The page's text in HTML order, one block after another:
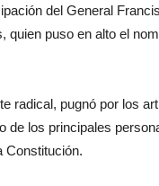
del General
quien puso en alto el
radical, pugnó por los
de los principales
Constitución.